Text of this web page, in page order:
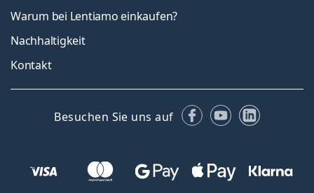
Warum bei Lentiamo einkaufen?
Nachhaltigkeit
Kontakt
Besuchen Sie uns auf Facebook
YouTubeLinkedIn